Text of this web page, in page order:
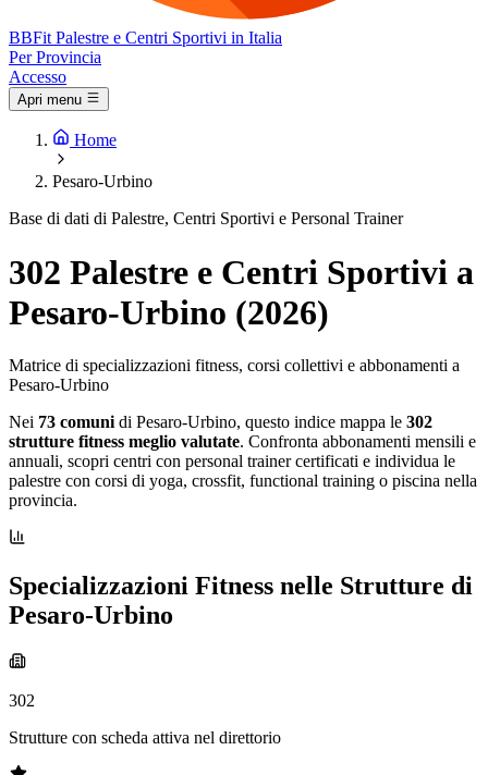
BBFit Palestre e Centri Sportivi in Italia
Per Provincia
Accesso
Apri menu
Home
Pesaro-Urbino
Base di dati di Palestre, Centri Sportivi e Personal Trainer
302 Palestre e Centri Sportivi a
Pesaro-Urbino (2026)
Matrice di specializzazioni fitness, corsi collettivi e abbonamenti a
Pesaro-Urbino
Nei 73 comuni di Pesaro-Urbino, questo indice mappa le 302
strutture fitness meglio valutate. Confronta abbonamenti mensili e
annuali, scopri centri con personal trainer certificati e individua le
palestre con corsi di yoga, crossfit, functional training o piscina nella
provincia.
Specializzazioni Fitness nelle Strutture di
Pesaro-Urbino
302
Strutture con scheda attiva nel direttorio